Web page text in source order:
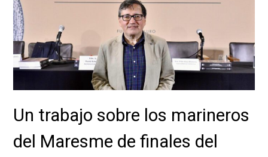
Un trabajo sobre los marineros
del Maresme de finales del